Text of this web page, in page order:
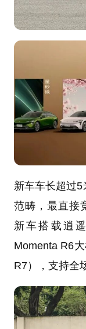
新车车长超过
范畴，最直接
新车搭载逍
Momenta R6
R7），支持全